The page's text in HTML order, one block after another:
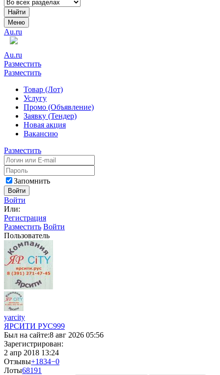
Найти
Меню
Au.ru
Au.ru
Разместить
Разместить
Товар (Лот)
Услугу
Промо (Объявление)
Заявку (Тендер)
Новая акция
Вакансию
Разместить
Запомнить
Войти
Войти
Или:
Регистрация
Разместить Войти
Пользователь
yarcity
ЯРСИТИ РУС999
Был на сайте:8 авг 2026 05:56
Зарегистрирован:
2 апр 2018 13:24
Отзывы+1834−0
Лоты68191